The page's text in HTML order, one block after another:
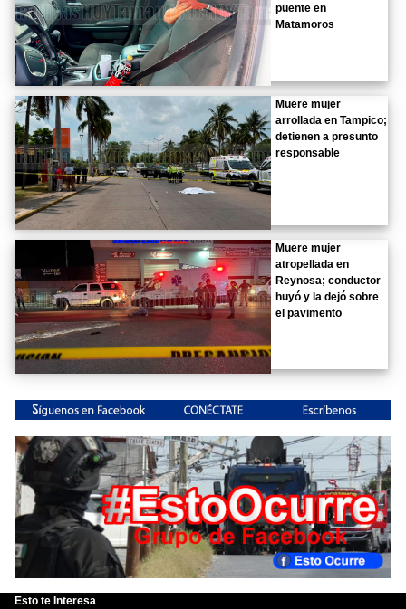
puente en
Matamoros
Muere mujer
arrollada en Tampico;
detienen a presunto
responsable
Muere mujer
atropellada en
Reynosa; conductor
huyó y la dejó sobre
el pavimento
Esto te Interesa